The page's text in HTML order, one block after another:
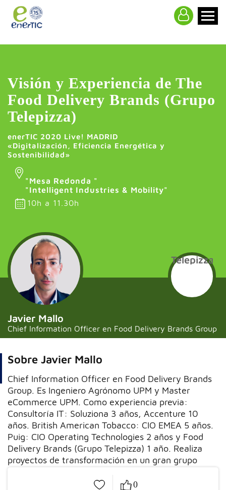
Visión y Experiencia de The
Food Delivery Brands (Grupo
Telepizza)
enerTIC 2020 Live! MADRID
«Digitalización, Eficiencia Energética y
Sostenibilidad»
"Mesa Redonda "
"Intelligent Industries & Mobility"
10h a 11.30h
Javier Mallo
Chief Information Officer en Food Delivery Brands Group
Telepizza
Sobre Javier Mallo
Chief Information Officer en Food Delivery Brands
Group. Es Ingeniero Agrónomo UPM y Master
eCommerce UPM. Como experiencia previa:
Consultoría IT: Soluziona 3 años, Accenture 10
años. British American Tobacco: CIO EMEA 5 años.
Puig: CIO Operating Technologies 2 años y Food
Delivery Brands (Grupo Telepizza) 1 año. Realiza
proyectos de transformación en un gran grupo
0